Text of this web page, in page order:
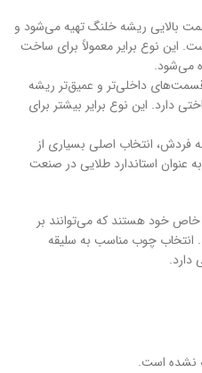
بالایی ریشه خلنگ تهیه می‌شود و
این نوع برایر معمولاً برای ساخت
می‌شود.
قسمت‌های داخلی‌تر و عمیق‌تر ریشه
دارد. این نوع برایر بیشتر برای
فردش، انتخاب اصلی بسیاری از
عنوان استاندارد طلایی در صنعت
خود هستند که می‌توانند بر
انتخاب چوب مناسب به سلیقه
نشده است.